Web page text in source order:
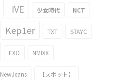
IVE 少女時代 NCT
Kep1er TXT STAYC
EXO NMIXX
NewJeans 【スポット】